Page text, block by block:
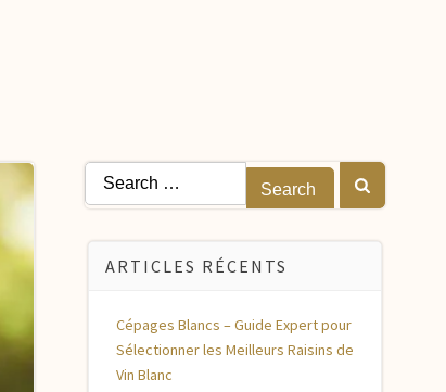
Search
for:
ARTICLES RÉCENTS
Cépages Blancs – Guide Expert pour
Sélectionner les Meilleurs Raisins de
Vin Blanc